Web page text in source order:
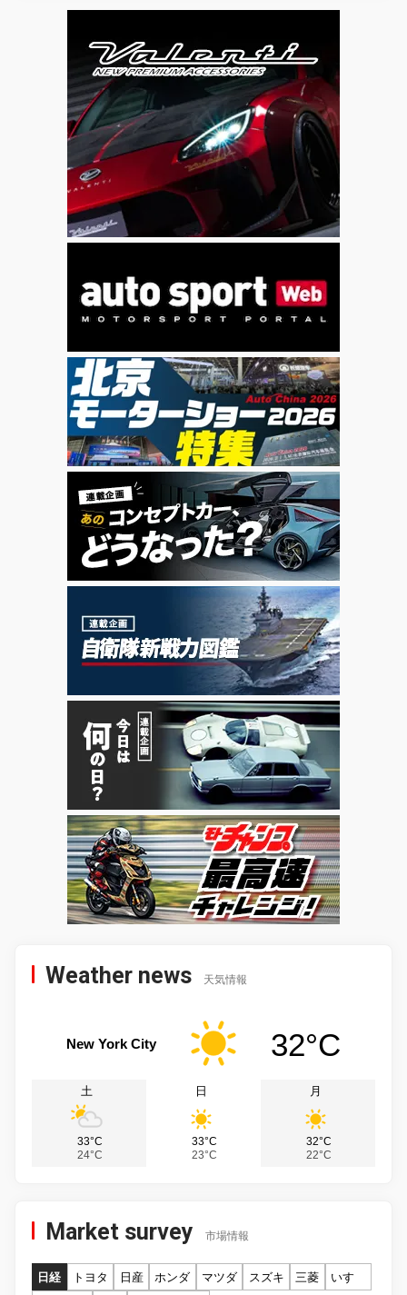
Weather news 天気情報
New York City 32°C
土
33°C
24°C
日
33°C
23°C
月
32°C
22°C
Market survey 市場情報
日経 トヨタ 日産 ホンダ マツダ スズキ 三菱
いすゞ